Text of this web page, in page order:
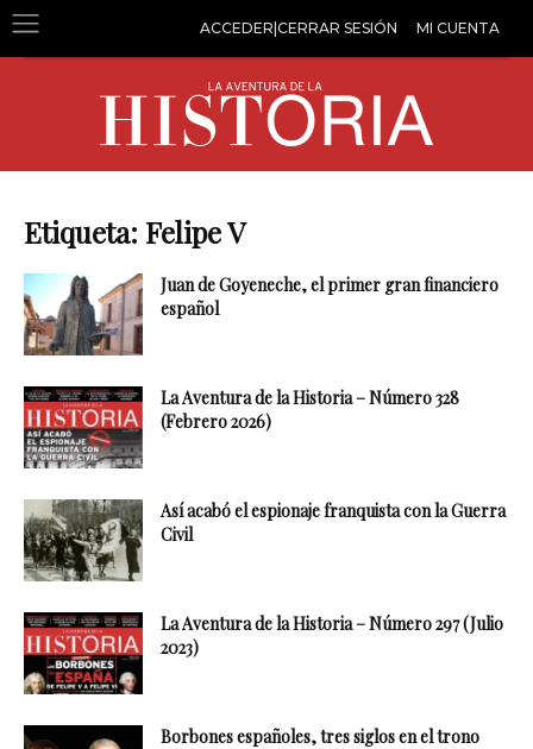
ACCEDER|CERRAR SESIÓN MI CUENTA
Etiqueta: Felipe V
Juan de Goyeneche, el primer gran financiero
español
La Aventura de la Historia – Número 328
(Febrero 2026)
Así acabó el espionaje franquista con la Guerra
Civil
La Aventura de la Historia – Número 297 (Julio
2023)
Borbones españoles, tres siglos en el trono